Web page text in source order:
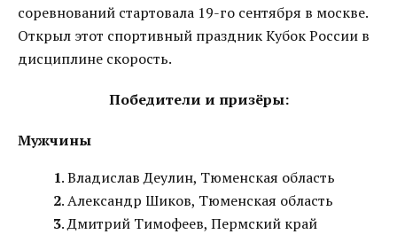
соревнований стартовала 19-го сентября в москве.
Открыл этот спортивный праздник Кубок России в
дисциплине скорость.
Победители и призёры:
Мужчины
1. Владислав Деулин, Тюменская область
2. Александр Шиков, Тюменская область
3. Дмитрий Тимофеев, Пермский край